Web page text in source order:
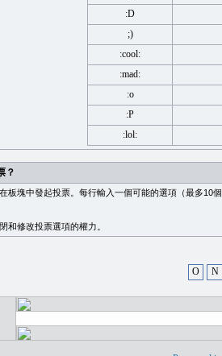
:D
;)
:cool:
:mad:
:o
:P
:lol:
？
板塊中發起投票。每行輸入一個可能的選項（最多10
和修改投票選項的權力。
O N